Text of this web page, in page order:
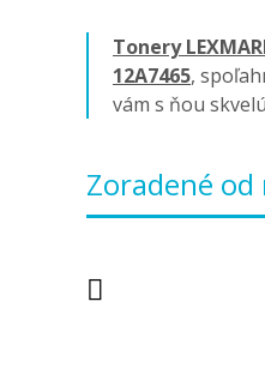
Tonery
12A7465,
vám s ňou
Zoradené